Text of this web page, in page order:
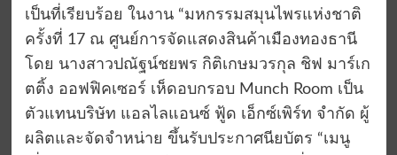
เป็นที่เรียบร้อย ในงาน “มหกรรมสมุนไพรแห่งชาติ
ครั้งที่ 17 ณ ศูนย์การจัดแสดงสินค้าเมืองทองธานี
โดย นางสาวปณัฐน์ชยพร กิติเกษมวรกุล ชิฟ มาร์เก
ตติ้ง ออฟฟิคเซอร์ เห็ดอบกรอบ Munch Room เป็น
ตัวแทนบริษัท แอลไลแอนซ์ ฟู้ด เอ็กซ์เพิร์ท จำกัด ผู้
ผลิตและจัดจำหน่าย ขึ้นรับประกาศนียบัตร “เมนู